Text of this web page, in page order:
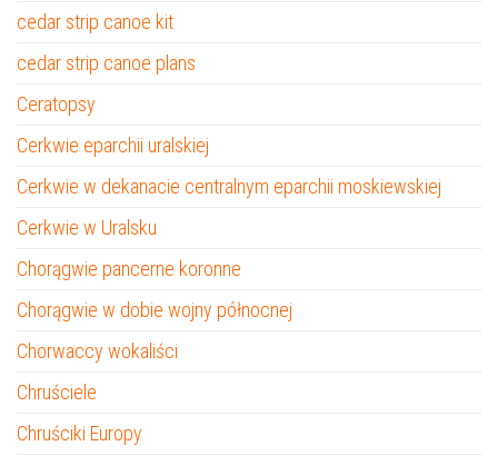
cedar strip canoe kit
cedar strip canoe plans
Ceratopsy
Cerkwie eparchii uralskiej
Cerkwie w dekanacie centralnym eparchii moskiewskiej
Cerkwie w Uralsku
Chorągwie pancerne koronne
Chorągwie w dobie wojny północnej
Chorwaccy wokaliści
Chruściele
Chruściki Europy